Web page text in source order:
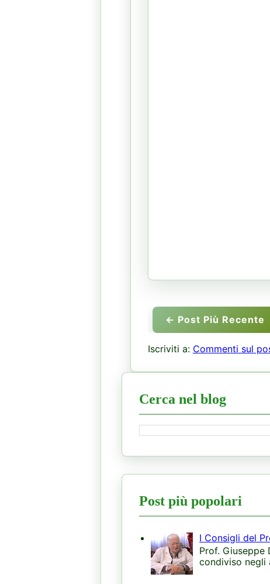
← Post Più Recente
Iscriviti a: Commenti sul
Cerca nel blog
Post più popolari
I Consigli del
Prof. Giuseppe
condiviso negli